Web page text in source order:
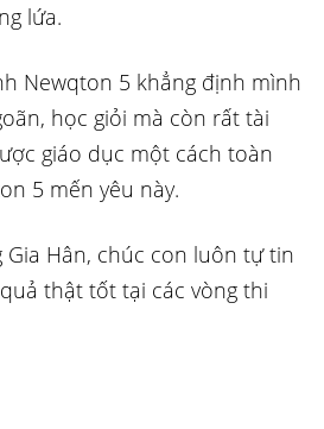
lứa.
Newqton 5 khẳng định mình
học giỏi mà còn rất tài
giáo dục một cách toàn
5 mến yêu này.
Gia Hân, chúc con luôn tự tin
thật tốt tại các vòng thi